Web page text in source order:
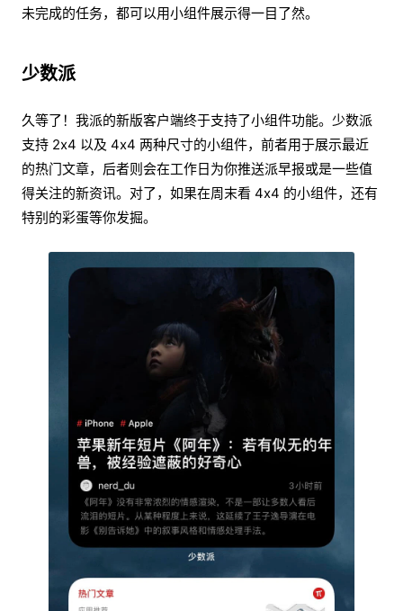
未完成的任务，都可以用小组件展示得一目了然。
少数派
久等了！我派的新版客户端终于支持了小组件功能。少数派
支持 2x4 以及 4x4 两种尺寸的小组件，前者用于展示最近
的热门文章，后者则会在工作日为你推送派早报或是一些值
得关注的新资讯。对了，如果在周末看 4x4 的小组件，还有
特别的彩蛋等你发掘。